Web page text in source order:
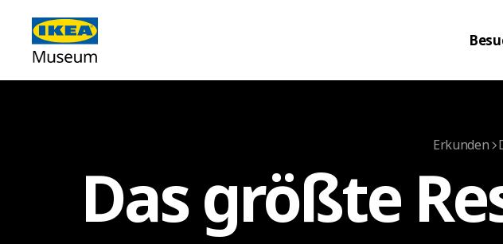
Erkunden
Das größte